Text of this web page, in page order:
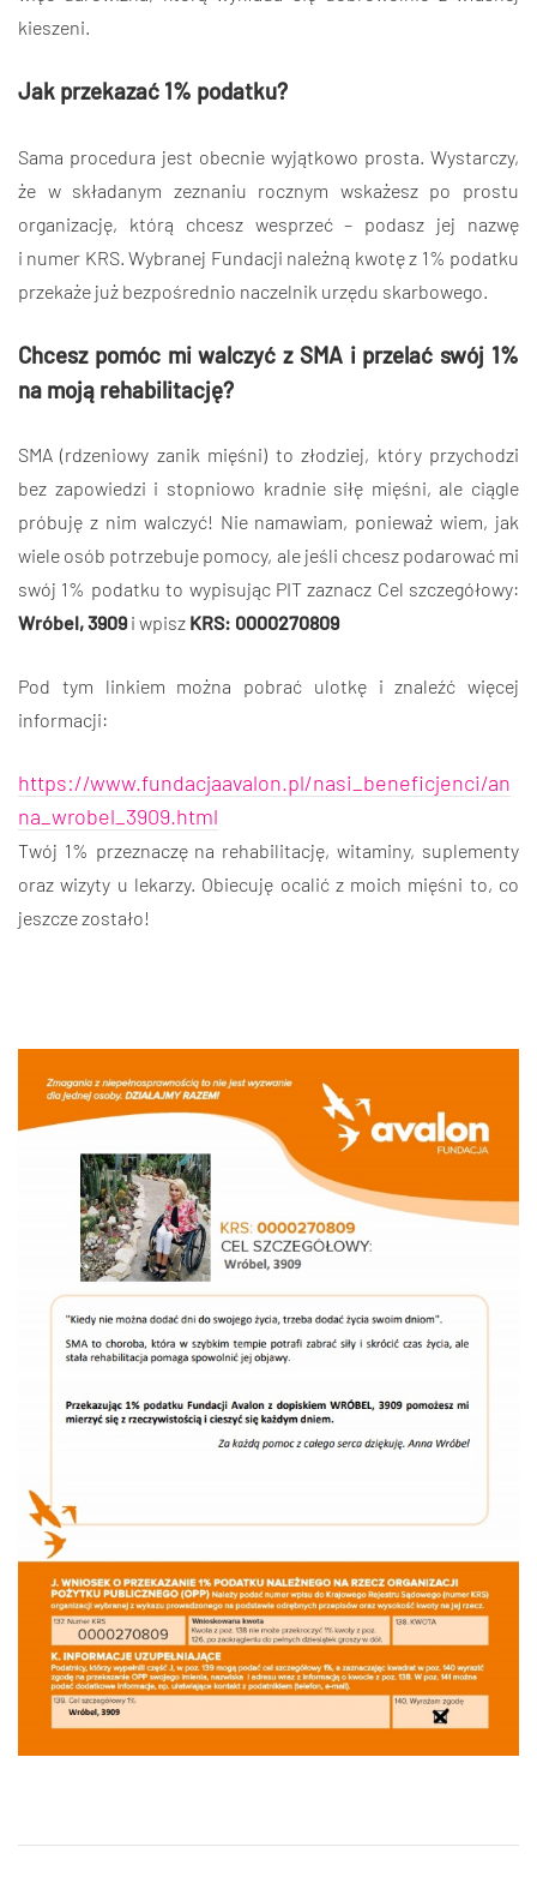
kieszeni.
Jak przekazać 1% podatku?
Sama procedura jest obecnie wyjątkowo prosta. Wystarczy,
że w składanym zeznaniu rocznym wskażesz po prostu
organizację, którą chcesz wesprzeć – podasz jej nazwę
i numer KRS. Wybranej Fundacji należną kwotę z 1% podatku
przekaże już bezpośrednio naczelnik urzędu skarbowego.
Chcesz pomóc mi walczyć z SMA i przelać swój 1%
na moją rehabilitację?
SMA (rdzeniowy zanik mięśni) to złodziej, który przychodzi
bez zapowiedzi i stopniowo kradnie siłę mięśni, ale ciągle
próbuję z nim walczyć! Nie namawiam, ponieważ wiem, jak
wiele osób potrzebuje pomocy, ale jeśli chcesz podarować mi
swój 1% podatku to wypisując PIT zaznacz Cel szczegółowy:
Wróbel, 3909i wpisz KRS: 0000270809
Pod tym linkiem można pobrać ulotkę i znaleźć więcej
informacji:
https://www.fundacjaavalon.pl/nasi_beneficjenci/an
na_wrobel_3909.html
Twój 1% przeznaczę na rehabilitację, witaminy, suplementy
oraz wizyty u lekarzy. Obiecuję ocalić z moich mięśni to, co
jeszcze zostało!